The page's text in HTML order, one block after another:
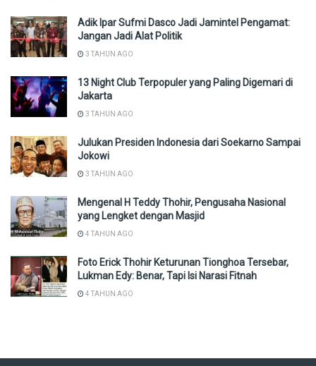
Adik Ipar Sufmi Dasco Jadi Jamintel Pengamat:
Jangan Jadi Alat Politik
3 TAHUN AGO
13 Night Club Terpopuler yang Paling Digemari di
Jakarta
3 TAHUN AGO
Julukan Presiden Indonesia dari Soekarno Sampai
Jokowi
3 TAHUN AGO
Mengenal H Teddy Thohir, Pengusaha Nasional
yang Lengket dengan Masjid
4 TAHUN AGO
Foto Erick Thohir Keturunan Tionghoa Tersebar,
Lukman Edy: Benar, Tapi Isi Narasi Fitnah
4 TAHUN AGO